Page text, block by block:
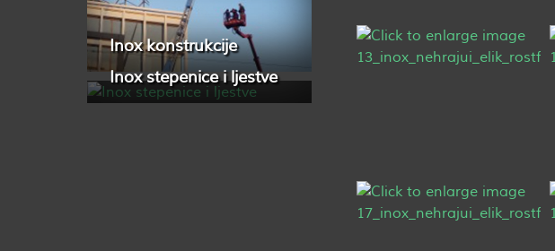
Inox konstrukcije
Inox stepenice i ljestve